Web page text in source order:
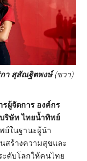
า สุสัณฐิตพงษ์(ขวา)
ผู้จัดการ องค์กร
ริษัท ไทยน้ำทิพย์
ย์ในฐานะผู้นำ
สร้างความสุขและ
ดับโลกให้คนไทย